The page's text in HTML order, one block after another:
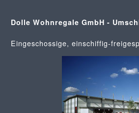
Dolle Wohnregale GmbH -
Eingeschossige, einschiffig-